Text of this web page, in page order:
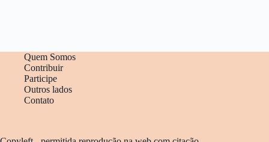
Quem Somos
Contribuir
Participe
Outros lados
Contato